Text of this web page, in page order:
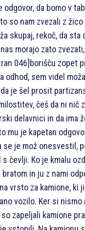
odgovor, da bomo v
so nam zvezali z
skupaj, rekoč, da sta
morajo zato
046] borišču zopet
odhod, sem videl
je šel prosit
češ da ni nič
delavnici in da ima
mu je kapetan
se je mož onesvestil,
čevlji. Ko je kmalu
in ju z nami
vrsto za kamione, ki
vozilo. Ker si nismo
zapeljali kamione